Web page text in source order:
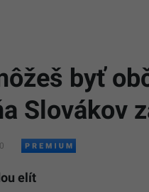
byť
Slovákov
elít